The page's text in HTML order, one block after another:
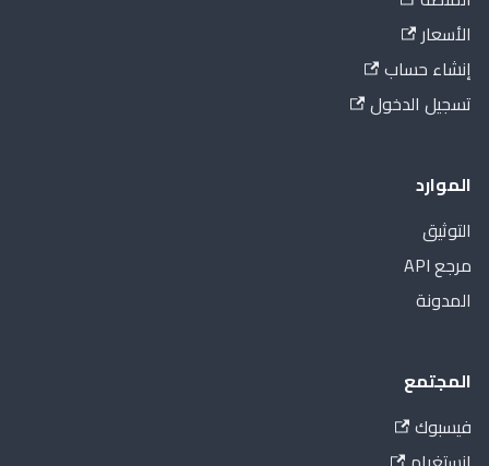
الأسعار
إنشاء حساب
تسجيل الدخول
الموارد
التوثيق
مرجع API
المدونة
المجتمع
فيسبوك